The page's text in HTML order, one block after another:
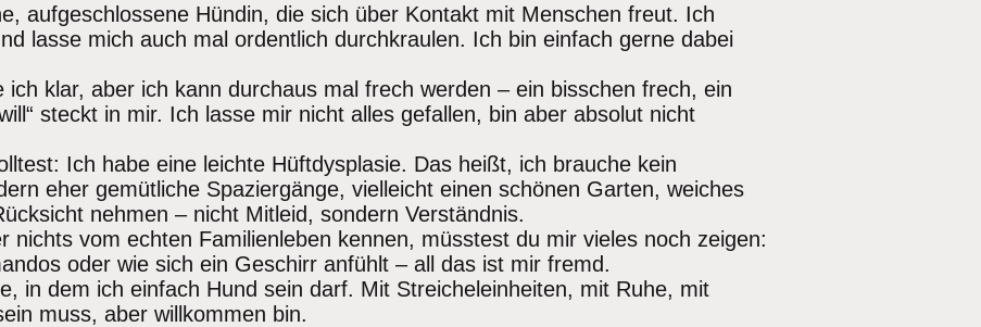
aufgeschlossene Hündin, die sich über Kontakt mit Menschen freut. Ich
lasse mich auch mal ordentlich durchkraulen. Ich bin einfach gerne dabei
ich klar, aber ich kann durchaus mal frech werden – ein bisschen frech, ein
steckt in mir. Ich lasse mir nicht alles gefallen, bin aber absolut nicht
Ich habe eine leichte Hüftdysplasie. Das heißt, ich brauche kein
eher gemütliche Spaziergänge, vielleicht einen schönen Garten, weiches
nehmen – nicht Mitleid, sondern Verständnis.
nichts vom echten Familienleben kennen, müsstest du mir vieles noch zeigen:
oder wie sich ein Geschirr anfühlt – all das ist mir fremd.
in dem ich einfach Hund sein darf. Mit Streicheleinheiten, mit Ruhe, mit
muss, aber willkommen bin.